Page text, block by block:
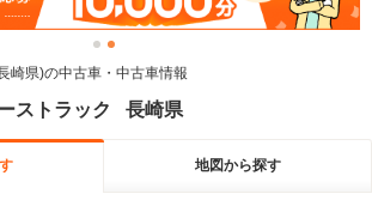
崎県)の中古車・中古車情報
ストラック 長崎県
地図から探す